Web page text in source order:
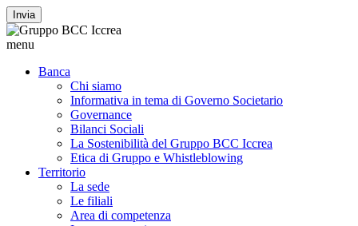
Invia
menu
Banca
Chi siamo
Informativa in tema di Governo Societario
Governance
Bilanci Sociali
La Sostenibilità del Gruppo BCC Iccrea
Etica di Gruppo e Whistleblowing
Territorio
La sede
Le filiali
Area di competenza